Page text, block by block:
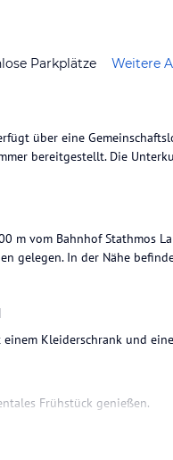
Parkplätze Weitere
über eine
bereitgestellt. Die
m vom Bahnhof Stathmos
gelegen. In der Nähe
Kleiderschrank und
Frühstück genießen.